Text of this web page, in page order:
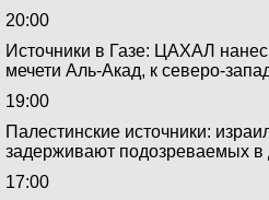
20:00
Источники в Газе: ЦАХАЛ
мечети Аль-Акад, к северо-
19:00
Палестинские источники:
задерживают подозреваемых
17:00